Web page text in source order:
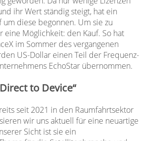
ihr Wert ständig steigt, hat ein
diese begonnen. Um sie zu
eine Möglichkeit: den Kauf. So hat
im Sommer des vergangenen
US-Dollar einen Teil der Frequenz-
EchoStar übernommen.
to Device“
seit 2021 in den Raumfahrtsektor
wir uns aktuell für eine neuartige
Sicht ist sie ein